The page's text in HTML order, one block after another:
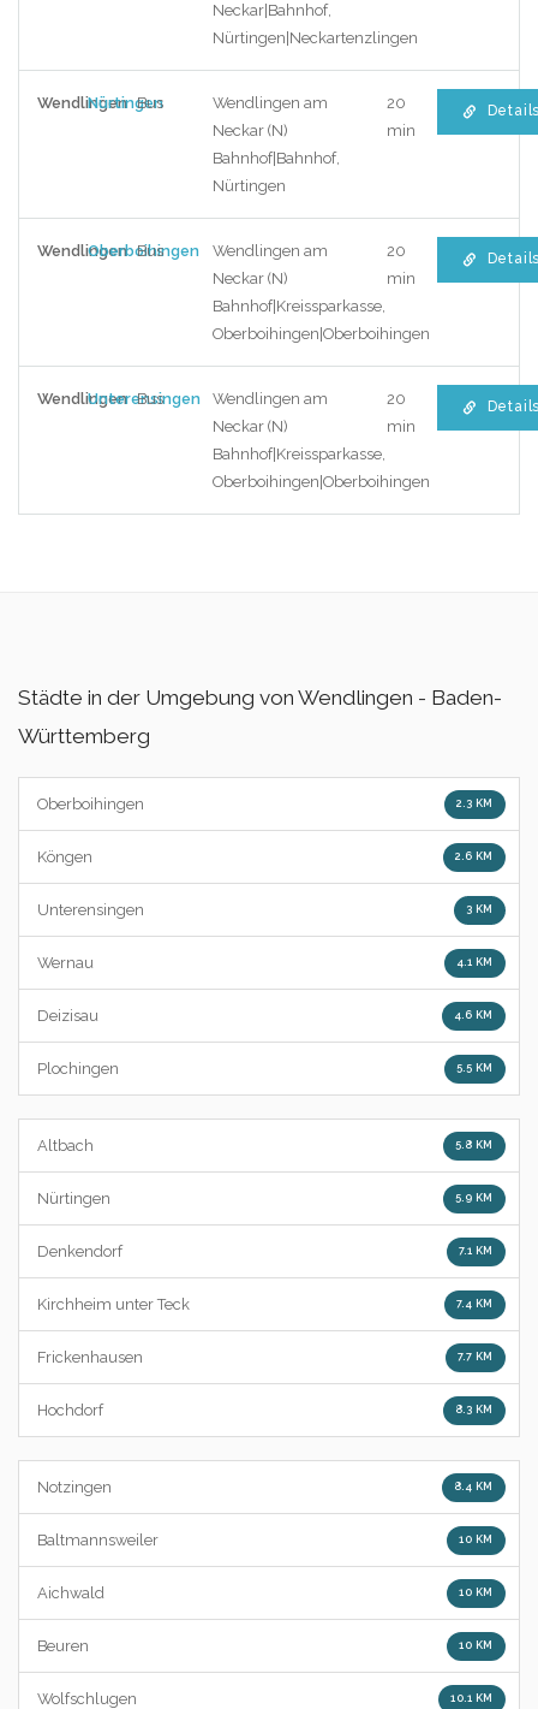
Neckar|Bahnhof,
Nürtingen|Neckartenzlingen
WendlingenNürtingen
Bus
Wendlingen am
Neckar (N)
Bahnhof|Bahnhof,
Nürtingen
20
min
WendlingenOberboihingen
Bus
Wendlingen am
Neckar (N)
Bahnhof|Kreissparkasse,
Oberboihingen|Oberboihingen
20
min
WendlingenUnterensingen
Bus
Wendlingen am
Neckar (N)
Bahnhof|Kreissparkasse,
Oberboihingen|Oberboihingen
20
min
Städte in der Umgebung von Wendlingen - Baden-
Württemberg
Oberboihingen 2.3 KM
Köngen 2.6 KM
Unterensingen 3 KM
Wernau 4.1 KM
Deizisau 4.6 KM
Plochingen 5.5 KM
Altbach 5.8 KM
Nürtingen 5.9 KM
Denkendorf 7.1 KM
Kirchheim unter Teck 7.4 KM
Frickenhausen 7.7 KM
Hochdorf 8.3 KM
Notzingen 8.4 KM
Baltmannsweiler 10 KM
Aichwald 10 KM
Beuren 10 KM
Wolfschlugen 10.1 KM